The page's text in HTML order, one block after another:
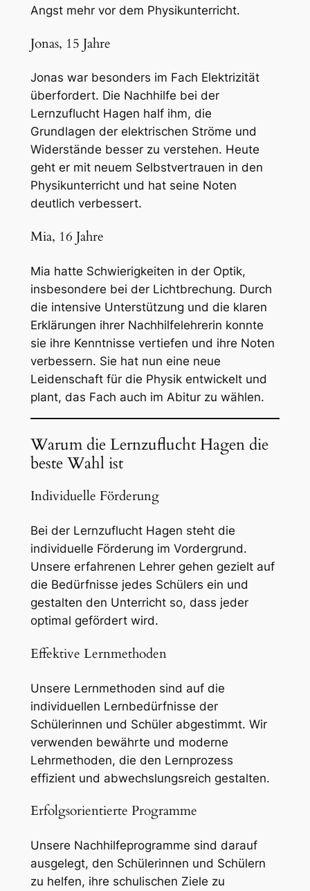
Angst mehr vor dem Physikunterricht.
Jonas, 15 Jahre
Jonas war besonders im Fach Elektrizität
überfordert. Die Nachhilfe bei der
Lernzuflucht Hagen half ihm, die
Grundlagen der elektrischen Ströme und
Widerstände besser zu verstehen. Heute
geht er mit neuem Selbstvertrauen in den
Physikunterricht und hat seine Noten
deutlich verbessert.
Mia, 16 Jahre
Mia hatte Schwierigkeiten in der Optik,
insbesondere bei der Lichtbrechung. Durch
die intensive Unterstützung und die klaren
Erklärungen ihrer Nachhilfelehrerin konnte
sie ihre Kenntnisse vertiefen und ihre Noten
verbessern. Sie hat nun eine neue
Leidenschaft für die Physik entwickelt und
plant, das Fach auch im Abitur zu wählen.
Warum die Lernzuflucht Hagen die
beste Wahl ist
Individuelle Förderung
Bei der Lernzuflucht Hagen steht die
individuelle Förderung im Vordergrund.
Unsere erfahrenen Lehrer gehen gezielt auf
die Bedürfnisse jedes Schülers ein und
gestalten den Unterricht so, dass jeder
optimal gefördert wird.
Effektive Lernmethoden
Unsere Lernmethoden sind auf die
individuellen Lernbedürfnisse der
Schülerinnen und Schüler abgestimmt. Wir
verwenden bewährte und moderne
Lehrmethoden, die den Lernprozess
effizient und abwechslungsreich gestalten.
Erfolgsorientierte Programme
Unsere Nachhilfeprogramme sind darauf
ausgelegt, den Schülerinnen und Schülern
zu helfen, ihre schulischen Ziele zu